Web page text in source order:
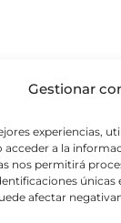
Gestionar
experiencias,
acceder a la
nos permitirá
afectar
Recuperación,
del Ministerio
autores.